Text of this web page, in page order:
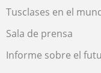
Tusclases en el
Sala de prensa
Informe sobre el